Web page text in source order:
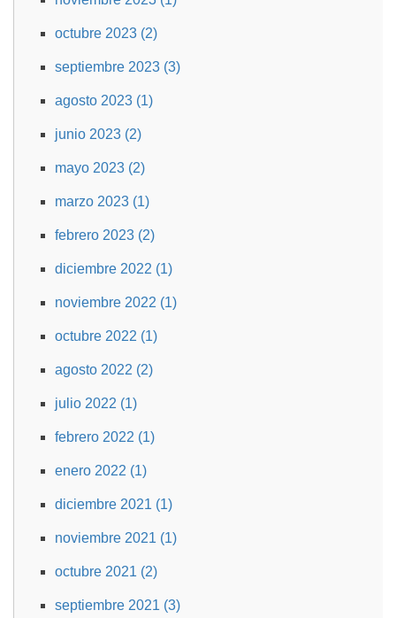
octubre 2023 (2)
septiembre 2023 (3)
agosto 2023 (1)
junio 2023 (2)
mayo 2023 (2)
marzo 2023 (1)
febrero 2023 (2)
diciembre 2022 (1)
noviembre 2022 (1)
octubre 2022 (1)
agosto 2022 (2)
julio 2022 (1)
febrero 2022 (1)
enero 2022 (1)
diciembre 2021 (1)
noviembre 2021 (1)
octubre 2021 (2)
septiembre 2021 (3)